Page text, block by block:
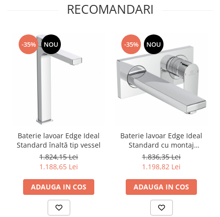
RECOMANDARI
-35% NOU
Baterie lavoar Edge Ideal
Standard înaltă tip vessel
1.824,15 Lei
1.188,65 Lei
ADAUGA IN COS
-35% NOU
Baterie lavoar Edge Ideal
Standard cu montaj
incastrat
1.836,35 Lei
1.198,82 Lei
ADAUGA IN COS